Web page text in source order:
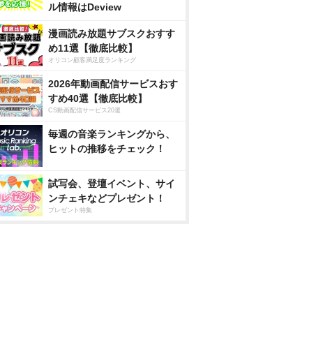
ル情報はDeview
漫画読み放題サブスクおすす
め11選【徹底比較】
オリコン顧客満足度ランキング
2026年動画配信サービスおす
すめ40選【徹底比較】
CS動画配信サービス20選
毎週の音楽ランキングから、
ヒットの推移をチェック！
試写会、登壇イベント、サイ
ンチェキなどプレゼント！
プレゼント特集